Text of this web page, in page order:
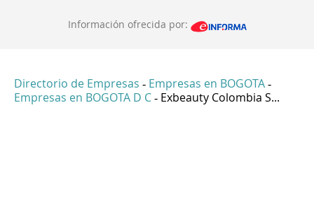
Información ofrecida por:
Directorio de Empresas - Empresas en BOGOTA -
Empresas en BOGOTA D C - Exbeauty Colombia S...